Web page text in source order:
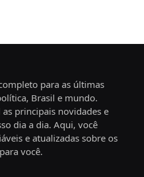
para as últimas
Brasil e mundo.
principais novidades e
dia a dia. Aqui, você
e atualizadas sobre os
você.